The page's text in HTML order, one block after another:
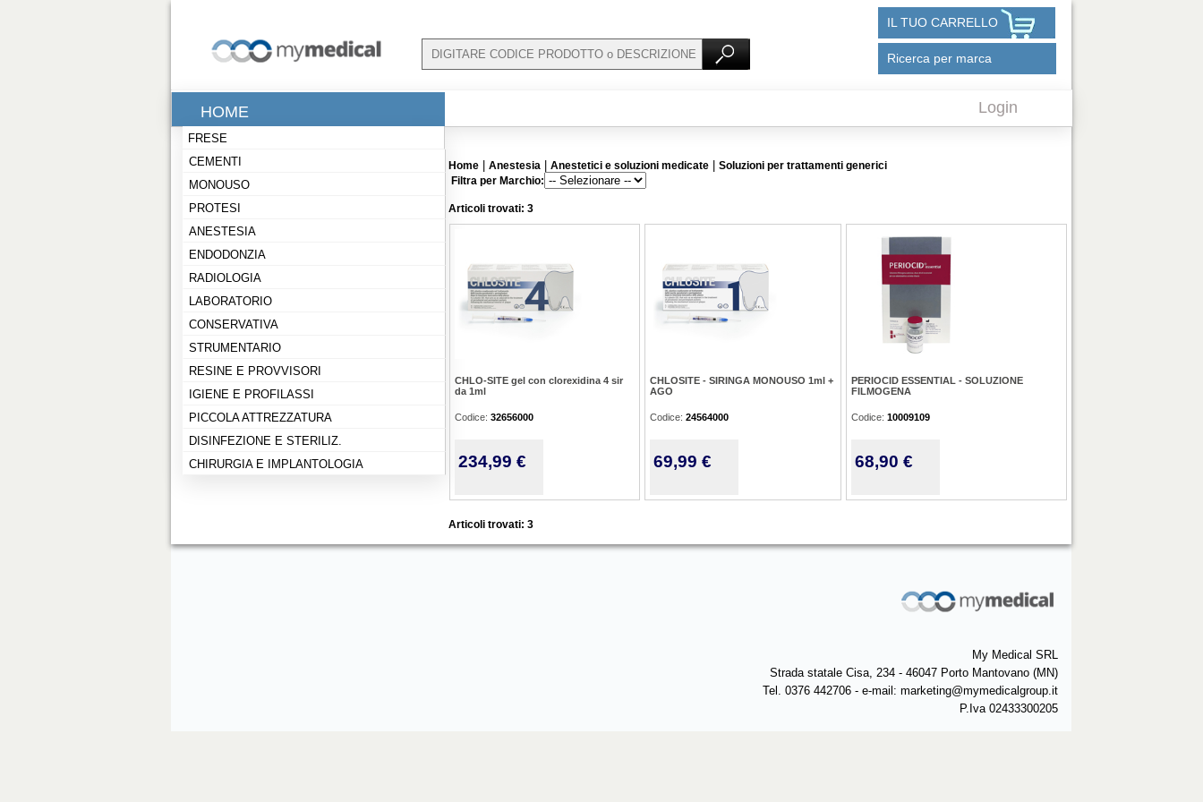
IL TUO CARRELLO
Ricerca per marca
HOME
FRESE
CEMENTI
MONOUSO
PROTESI
ANESTESIA
ENDODONZIA
RADIOLOGIA
LABORATORIO
CONSERVATIVA
STRUMENTARIO
RESINE E PROVVISORI
IGIENE E PROFILASSI
PICCOLA ATTREZZATURA
DISINFEZIONE E STERILIZ.
CHIRURGIA E IMPLANTOLOGIA
Login
Home Anestesia Anestetici e soluzioni medicate
Soluzioni per trattamenti generici
Filtra per Marchio:
Articoli trovati: 3
CHLO-SITE gel con clorexidina 4 sir
da 1ml
Codice: 32656000
234,99 €
CHLOSITE - SIRINGA MONOUSO 1ml +
AGO
Codice: 24564000
69,99 €
PERIOCID ESSENTIAL - SOLUZIONE
FILMOGENA
Codice: 10009109
68,90 €
Articoli trovati: 3
My Medical SRL
Strada statale Cisa, 234 - 46047 Porto Mantovano (MN)
Tel. 0376 442706 - e-mail: marketing@mymedicalgroup.it
P.Iva 02433300205